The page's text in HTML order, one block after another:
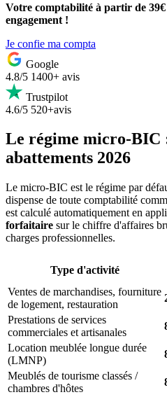
Votre comptabilité à partir de
engagement !
Je confie ma compta
Google
4.8/5 1400+ avis
Trustpilot
4.6/5 520+avis
Le régime micro-BIC
abattements 2026
Le micro-BIC est le régime par
dispense de toute comptabilité
est calculé automatiquement en
forfaitaire sur le chiffre d'affaires
charges professionnelles.
Type d'activité
Ventes de marchandises, fourniture
de logement, restauration
Prestations de services
commerciales et artisanales
Location meublée longue durée
(LMNP)
Meublés de tourisme classés /
chambres d'hôtes